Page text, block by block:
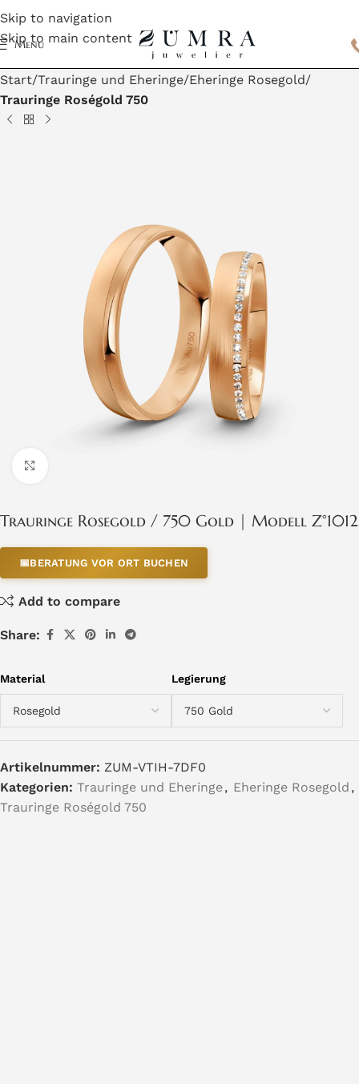
Skip to navigation
Skip to main content
Menu
Start Trauringe und Eheringe Eheringe Rosegold
Trauringe Roségold 750
Trauringe Rosegold / 750 Gold | Modell Z°1012
📅BERATUNG VOR ORT BUCHEN
Add to compare
Share:
Material Legierung
Artikelnummer: ZUM-VTIH-7DF0
Kategorien: Trauringe und Eheringe, Eheringe Rosegold ,
Trauringe Roségold 750